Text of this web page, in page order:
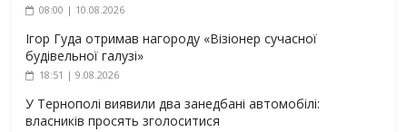
08:00 | 10.08.2026
Ігор Гуда отримав нагороду «Візіонер сучасної
будівельної галузі»
18:51 | 9.08.2026
У Тернополі виявили два занедбані автомобілі:
власників просять зголоситися